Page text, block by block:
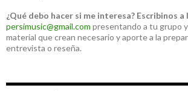
¿Qué debo hacer si me interesa? Escribinos a
persimusic@gmail.com presentando a tu grupo
material que crean necesario y aporte a la
entrevista o reseña.